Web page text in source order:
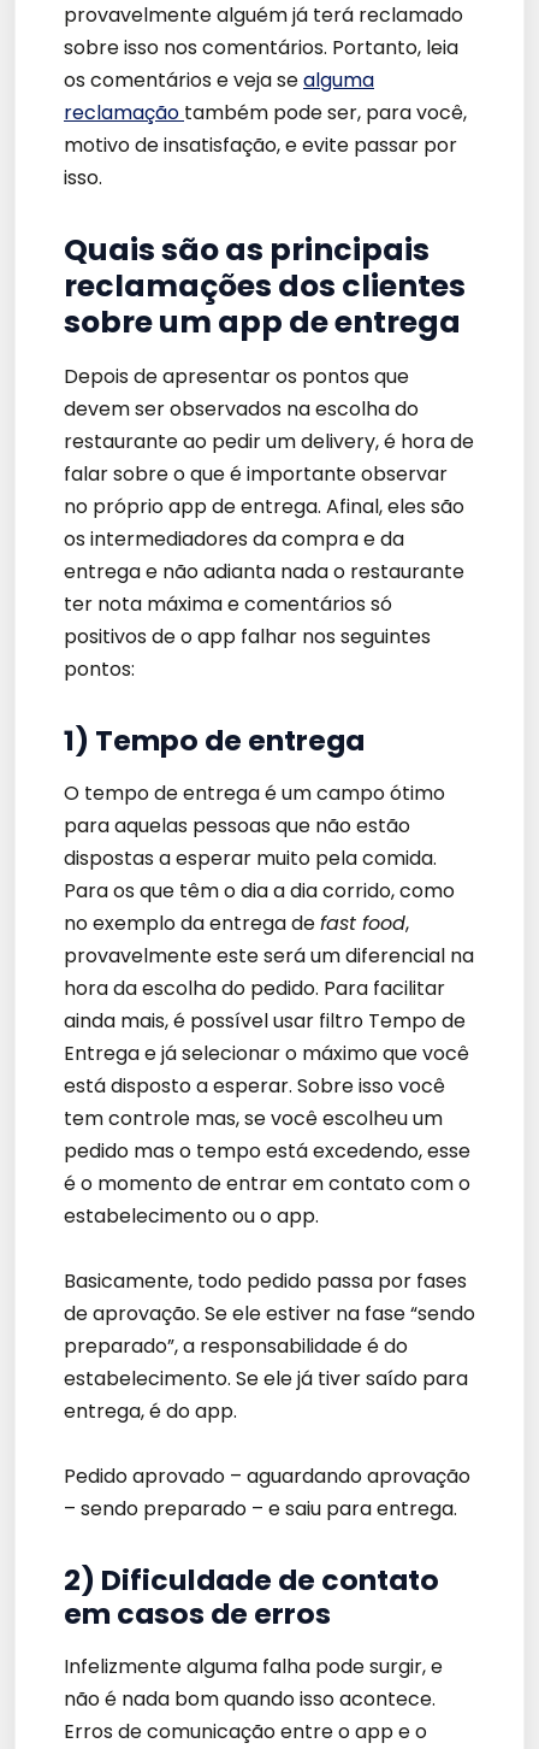
provavelmente alguém já terá reclamado
sobre isso nos comentários. Portanto, leia
os comentários e veja sealguma
reclamação também pode ser, para você,
motivo de insatisfação, e evite passar por
isso.
Quais são as principais
reclamações dos clientes
sobre um app de entrega
Depois de apresentar os pontos que
devem ser observados na escolha do
restaurante ao pedir um delivery, é hora de
falar sobre o que é importante observar
no próprio app de entrega. Afinal, eles são
os intermediadores da compra e da
entrega e não adianta nada o restaurante
ter nota máxima e comentários só
positivos de o app falhar nos seguintes
pontos:
1) Tempo de entrega
O tempo de entrega é um campo ótimo
para aquelas pessoas que não estão
dispostas a esperar muito pela comida.
Para os que têm o dia a dia corrido, como
no exemplo da entrega defast food,
provavelmente este será um diferencial na
hora da escolha do pedido. Para facilitar
ainda mais, é possível usar filtro Tempo de
Entrega e já selecionar o máximo que você
está disposto a esperar. Sobre isso você
tem controle mas, se você escolheu um
pedido mas o tempo está excedendo, esse
é o momento de entrar em contato com o
estabelecimento ou o app.
Basicamente, todo pedido passa por fases
de aprovação. Se ele estiver na fase “sendo
preparado”, a responsabilidade é do
estabelecimento. Se ele já tiver saído para
entrega, é do app.
Pedido aprovado – aguardando aprovação
– sendo preparado – e saiu para entrega.
2) Dificuldade de contato
em casos de erros
Infelizmente alguma falha pode surgir, e
não é nada bom quando isso acontece.
Erros de comunicação entre o app e o